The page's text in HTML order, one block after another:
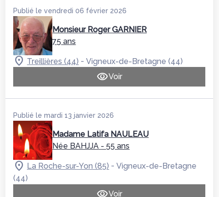
Publié le vendredi 06 février 2026
Monsieur Roger GARNIER
75 ans
Treillières (44) -Vigneux-de-Bretagne (44)
Voir
Publié le mardi 13 janvier 2026
Madame Latifa NAULEAU
Née BAHJJA - 55 ans
La Roche-sur-Yon (85) -Vigneux-de-Bretagne
(44)
Voir